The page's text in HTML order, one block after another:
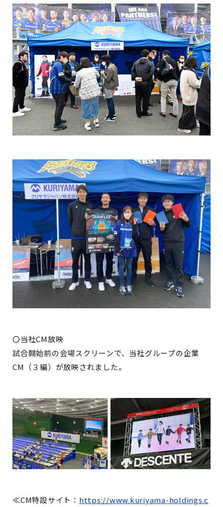
〇当社CM放映
試合開始前の会場スクリーンで、当社グループの企業
CM（３編）が放映されました。
≪CM特設サイト： https://www.kuriyama-holdings.c